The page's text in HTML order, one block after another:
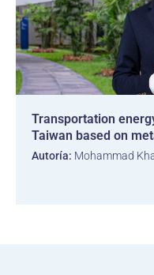
Transportation
Taiwan based on
Autoría: Mohammad